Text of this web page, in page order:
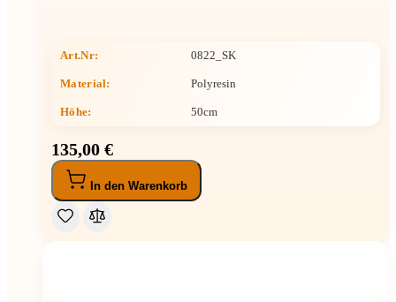
Art.Nr: 0822_SK
Material: Polyresin
Höhe: 50cm
135,00 €
In den Warenkorb